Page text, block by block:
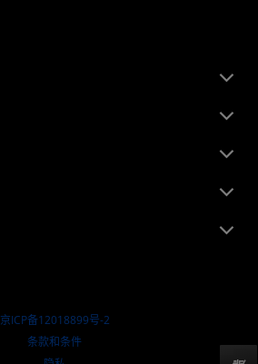
京ICP备12018899号-2
​条款和条件